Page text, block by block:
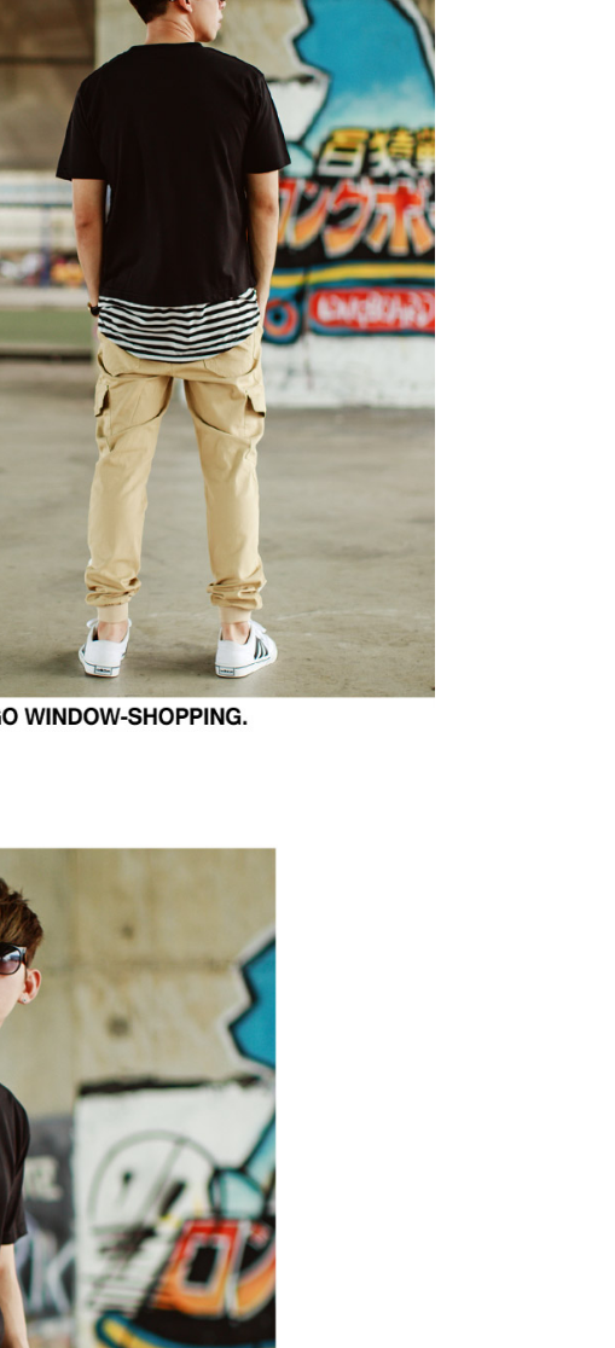
是否繳費成功／繳費後需取消欲退款等相關疑問，請聯繫「AFTEE先享後
https://netprotections.freshdesk.com/support/home
【注意事項】
１．透過由恩沛科技股份有限公司提供之「AFTEE先享後付」服務完成之
交易，需依本服務之必要範圍內提供個人資料，並將交易相關給付款項請
求債權轉讓予恩沛科技股份有限公司。
２．關於個人資料處理事宜，請瀏覽以下網址：
https://aftee.tw/terms/#terms3
３．未成年的使用者請事先徵得法定代理人或監護人之同意方可使用
「AFTEE先享後付」，若未經同意申辦者引起之損失，本公司不負相關責
任。
４．使用「AFTEE先享後付」時，將依據個別帳號之用戶狀況，依本公司
即時審查核予不同之上限額度；若仍有額度不足之情形，本公司將視審查
結果請求用戶進行身份認證。
５．嚴禁一人註冊多個帳號或使用他人資訊註冊。若發現惡意使用之情
形，恩沛科技股份有限公司將有權停止該用戶之使用額度並採取法律行
動。
先付款後7-11取貨
每筆NT$80，滿NT$1,800(含以上)免運費
宅配
每筆NT$120，滿NT$3,000(含以上)免運費